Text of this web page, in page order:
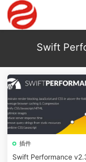
Swift
插件
Swift Performance